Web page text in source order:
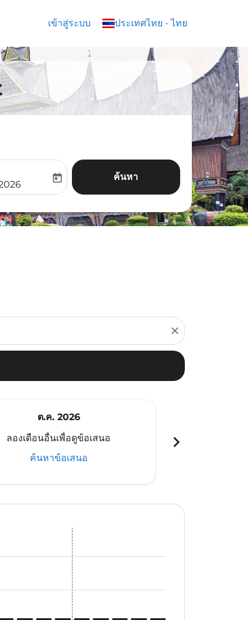
เข้าสู่ระบบ ประเทศไทย - ไทย
keyboard_arrow_down
labelreturn-date-aria-label
today ค้นหา
close
ต.ค. 2026
ลองเดือนอื่นเพื่อดูข้อเสนอ
ค้นหาข้อเสนอ
chevron_right
ค้นหาข้อเสนอ
ค้นหาข้อเสนอ
disclaimer. ค้นหาข้อเสนอ
disclaimer. ค้นหาข้อเสนอ
offers-disclaimer. ค้นหาข้อเสนอ
view-offers-disclaimer. ค้นหาข้อเสนอ
cmp-view-offers-disclaimer. ค้นหาข้อเสนอ
cmp-view-offers-disclaimer. ค้นหาข้อเสนอ
CGO–CGK: cmp-view-offers-disclaimer. ค้นหาข้อเสนอ
CGO–CGK: cmp-view-offers-disclaimer. ค้นหาข้อเสนอ
CGO–CGK: cmp-view-offers-disclaimer. ค้นหาข้อ
CGO–CGK: cmp-view-offers-disclaimer. ค้น